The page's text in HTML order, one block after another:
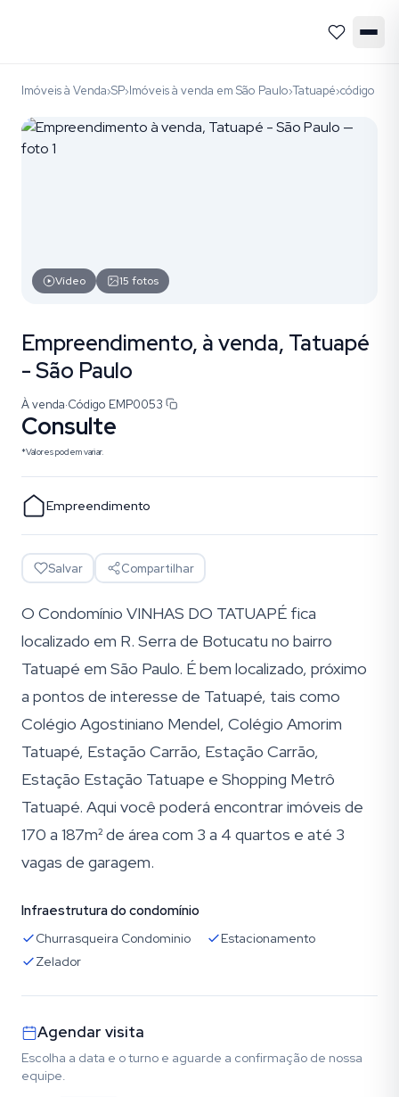
Imóveis à Venda›SP›Imóveis à venda em São Paulo›Tatuapé›código
Vídeo 15 fotos
Empreendimento, à venda, Tatuapé
- São Paulo
À venda·Código EMP0053
Consulte
*Valores podem variar.
Empreendimento
Salvar Compartilhar
O Condomínio VINHAS DO TATUAPÉ fica
localizado em R. Serra de Botucatu no bairro
Tatuapé em São Paulo. É bem localizado, próximo
a pontos de interesse de Tatuapé, tais como
Colégio Agostiniano Mendel, Colégio Amorim
Tatuapé, Estação Carrão, Estação Carrão,
Estação Estação Tatuape e Shopping Metrô
Tatuapé. Aqui você poderá encontrar imóveis de
170 a 187m² de área com 3 a 4 quartos e até 3
vagas de garagem.
Infraestrutura do condomínio
Churrasqueira Condominio
Estacionamento
Zelador
Agendar visita
Escolha a data e o turno e aguarde a confirmação de nossa
equipe.